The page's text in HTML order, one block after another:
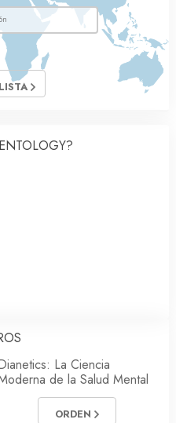
La Ciencia
de la Salud Mental
ORDEN